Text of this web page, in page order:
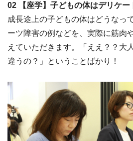
02 【座学】子どもの体はデリケー
成長途上の子どもの体はどうなっ
ーツ障害の例などを、実際に筋肉
えていただきます。「ええ？？大
違うの？」ということばかり！